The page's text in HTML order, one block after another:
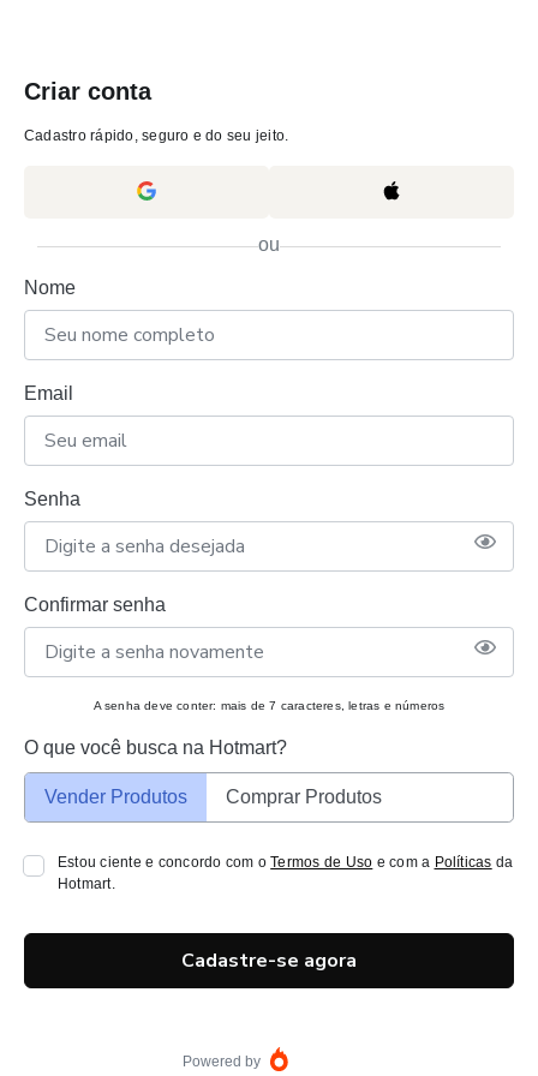
Criar conta
Cadastro rápido, seguro e do seu jeito.
ou
Nome
Email
Senha
Confirmar senha
A senha deve conter: mais de 7 caracteres, letras e números
O que você busca na Hotmart?
Vender Produtos Comprar Produtos
Estou ciente e concordo com oTermos de Uso e com a Políticas da
Hotmart.
Cadastre-se agora
Powered by